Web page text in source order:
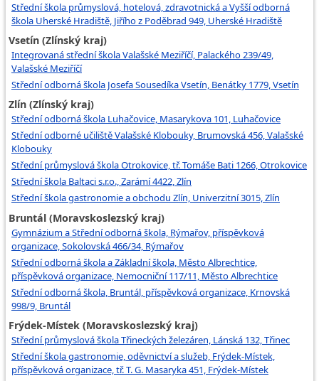
Střední škola průmyslová, hotelová, zdravotnická a Vyšší odborná
škola Uherské Hradiště, Jiřího z Poděbrad 949, Uherské Hradiště
Vsetín (Zlínský kraj)
Integrovaná střední škola Valašské Meziříčí, Palackého 239/49,
Valašské Meziříčí
Střední odborná škola Josefa Sousedíka Vsetín, Benátky 1779, Vsetín
Zlín (Zlínský kraj)
Střední odborná škola Luhačovice, Masarykova 101, Luhačovice
Střední odborné učiliště Valašské Klobouky, Brumovská 456, Valašské
Klobouky
Střední průmyslová škola Otrokovice, tř. Tomáše Bati 1266, Otrokovice
Střední škola Baltaci s.r.o., Zarámí 4422, Zlín
Střední škola gastronomie a obchodu Zlín, Univerzitní 3015, Zlín
Bruntál (Moravskoslezský kraj)
Gymnázium a Střední odborná škola, Rýmařov, příspěvková
organizace, Sokolovská 466/34, Rýmařov
Střední odborná škola a Základní škola, Město Albrechtice,
příspěvková organizace, Nemocniční 117/11, Město Albrechtice
Střední odborná škola, Bruntál, příspěvková organizace, Krnovská
998/9, Bruntál
Frýdek-Místek (Moravskoslezský kraj)
Střední průmyslová škola Třineckých železáren, Lánská 132, Třinec
Střední škola gastronomie, oděvnictví a služeb, Frýdek-Místek,
příspěvková organizace, tř. T. G. Masaryka 451, Frýdek-Místek